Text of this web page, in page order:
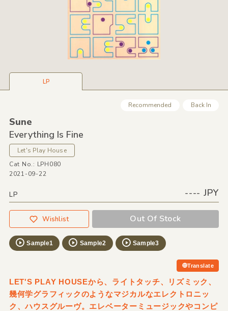
LP
Recommended Back In
Sune
Everything Is Fine
Let's Play House
Cat No.: LPH080
2021-09-22
LP ---- JPY
Wishlist Out Of Stock
Sample1 Sample2 Sample3
Translate
LET'S PLAY HOUSEから、ライトタッチ、リズミック、
幾何学グラフィックのようなマジカルなエレクトロニッ
ク、ハウスグルーヴ。エレベーターミュージックやコンピ